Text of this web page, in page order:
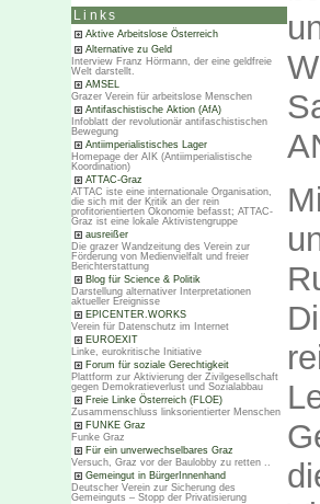
Links
Aktive Arbeitslose Österreich
Alternative zu Geld
Interview Franz Hörmann, der eine geldfreie
Welt darstellt.
AMSEL
Grazer Verein für arbeitslose Menschen
Antifaschistische Aktion (AfA)
Infoblatt der revolutionär antifaschistischen
Bewegung
Antiimperialistisches Lager
Homepage der AIK (Antiimperialistische
Koordination)
ATTAC-Graz
ATTAC iste eine internationale Organisation,
die sich mit der Kritik an der rein
profitorientierten Ökonomie befasst; ATTAC-
Graz ist eine lokale Aktivistengruppe
ausreißer
Die grazer Wandzeitung des Verein zur
Förderung von Medienvielfalt und freier
Berichterstattung
Blog für Science & Politik
Darstellung alternativer Interpretationen
aktueller Ereignisse
EPICENTER.WORKS
Verein für Datenschutz im Internet
EUROEXIT
Linke, eurokritische Initiative
Forum für soziale Gerechtigkeit
Plattform zur Aktivierung der Zivilgesellschaft
gegen Demokratieverlust und Sozialabbau
Freie Linke Österreich (FLOE)
Zusammenschluss linksorientierter Menschen
FUNKE Graz
Funke Graz
Für ein unverwechselbares Graz
Versuch, Graz vor der Baulobby zu retten ..
Gemeingut in BürgerInnenhand
Deutscher Verein zur Sicherung des
Gemeinguts – Stopp der Privatisierung